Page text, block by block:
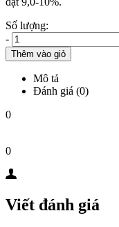
Số lượng:
-
Thêm vào giỏ
Mô tả
Đánh giá (0)
0
0
Viết đánh giá